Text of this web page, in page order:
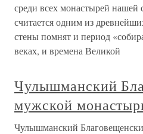
среди всех монастырей
считается одним из
стены помнят и период
веках, и времена Великой
Чулышманский
мужской
Чулышманский